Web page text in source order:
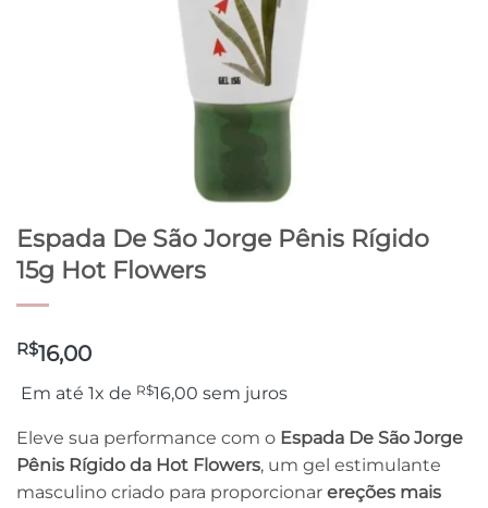
Espada De São Jorge Pênis Rígido
15g Hot Flowers
R$16,00
Em até 1x de R$16,00 sem juros
Eleve sua performance com o Espada De São Jorge
Pênis Rígido da Hot Flowers, um gel estimulante
masculino criado para proporcionar ereções mais